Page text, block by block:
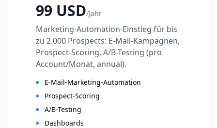
99 USD/Jahr
Marketing-Automation-Einstieg für bis
zu 2.000 Prospects: E-Mail-Kampagnen,
Prospect-Scoring, A/B-Testing (pro
Account/Monat, annual).
E-Mail-Marketing-Automation
Prospect-Scoring
A/B-Testing
Dashboards